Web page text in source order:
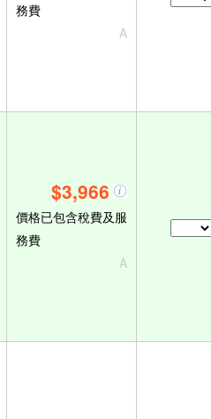
務費
A
$3,966
價格已包含稅費及服
務費
A